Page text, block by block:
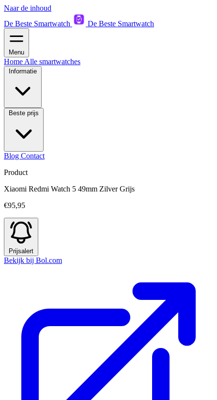
Naar de inhoud
De Beste Smartwatch
De Beste Smartwatch
Menu
Home Alle smartwatches
Informatie
Beste prijs
Blog Contact
Product
Xiaomi Redmi Watch 5 49mm Zilver Grijs
€95,95
Prijsalert
Bekijk bij Bol.com